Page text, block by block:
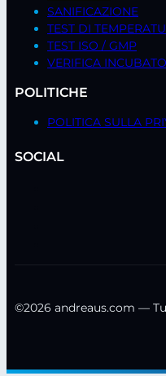
SANIFICAZIONE
TEST DI
TEST ISO / GMP
VERIFICA
POLITICHE
POLITICA SULLA
SOCIAL
©2026 andreaus.com —